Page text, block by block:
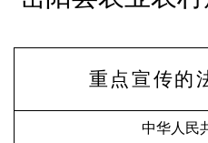
重点宣传的
中华人民